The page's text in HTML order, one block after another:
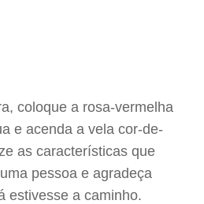
coloque a rosa-vermelha
e acenda a vela cor-de-
as características que
pessoa e agradeça
estivesse a caminho.